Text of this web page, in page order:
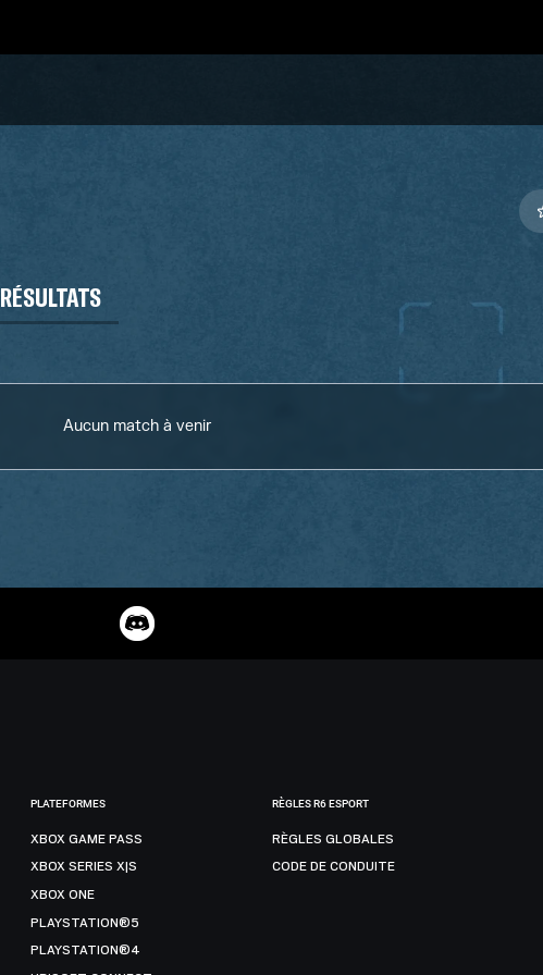
RÉSULTATS
Aucun match à venir
PLATEFORMES
XBOX GAME PASS
XBOX SERIES X|S
XBOX ONE
PLAYSTATION®5
PLAYSTATION®4
RÈGLES R6 ESPORT
RÈGLES GLOBALES
CODE DE CONDUITE